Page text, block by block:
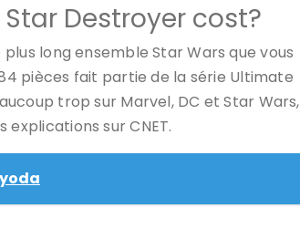
Destroyer cost?
long ensemble Star Wars que vous
pièces fait partie de la série Ultimate
trop sur Marvel, DC et Star Wars,
sur CNET.